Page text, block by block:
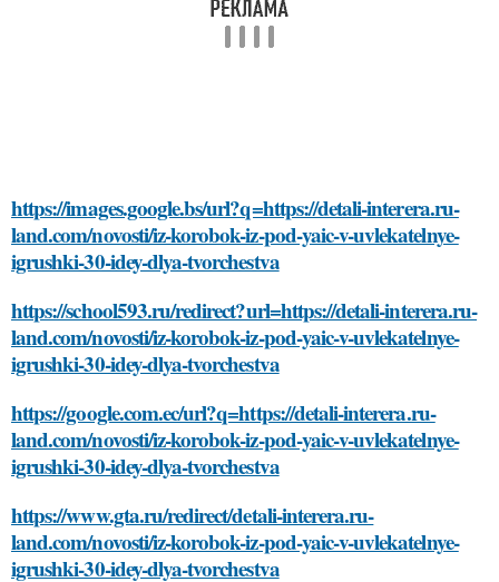
https://images.google.bs/url?q=https://detali-interera.ru-
land.com/novosti/iz-korobok-iz-pod-yaic-v-uvlekatelnye-
igrushki-30-idey-dlya-tvorchestva
https://school593.ru/redirect?url=https://detali-interera.ru-
land.com/novosti/iz-korobok-iz-pod-yaic-v-uvlekatelnye-
igrushki-30-idey-dlya-tvorchestva
https://google.com.ec/url?q=https://detali-interera.ru-
land.com/novosti/iz-korobok-iz-pod-yaic-v-uvlekatelnye-
igrushki-30-idey-dlya-tvorchestva
https://www.gta.ru/redirect/detali-interera.ru-
land.com/novosti/iz-korobok-iz-pod-yaic-v-uvlekatelnye-
igrushki-30-idey-dlya-tvorchestva